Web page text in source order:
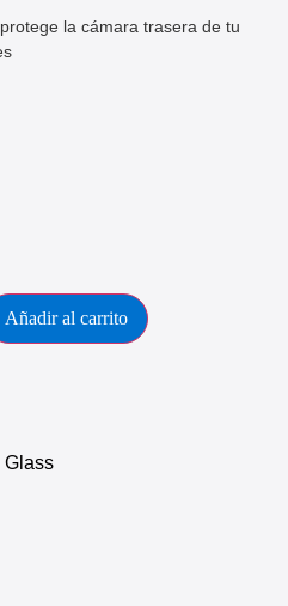
la cámara trasera de tu
Añadir al carrito
Glass